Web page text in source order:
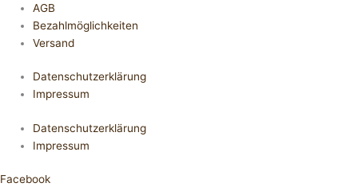
AGB
Bezahlmöglichkeiten
Versand
Datenschutzerklärung
Impressum
Datenschutzerklärung
Impressum
Facebook